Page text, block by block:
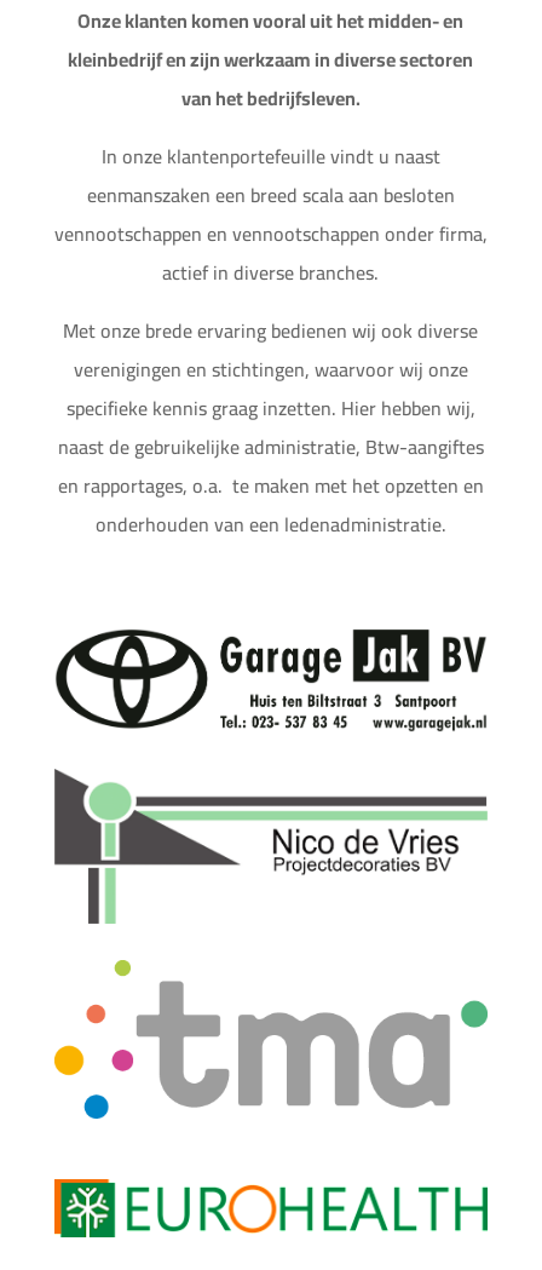
Onze klanten komen vooral uit het midden- en
kleinbedrijf en zijn werkzaam in diverse sectoren
van het bedrijfsleven.
In onze klantenportefeuille vindt u naast
eenmanszaken een breed scala aan besloten
vennootschappen en vennootschappen onder firma,
actief in diverse branches.
Met onze brede ervaring bedienen wij ook diverse
verenigingen en stichtingen, waarvoor wij onze
specifieke kennis graag inzetten. Hier hebben wij,
naast de gebruikelijke administratie, Btw-aangiftes
en rapportages, o.a. te maken met het opzetten en
onderhouden van een ledenadministratie.